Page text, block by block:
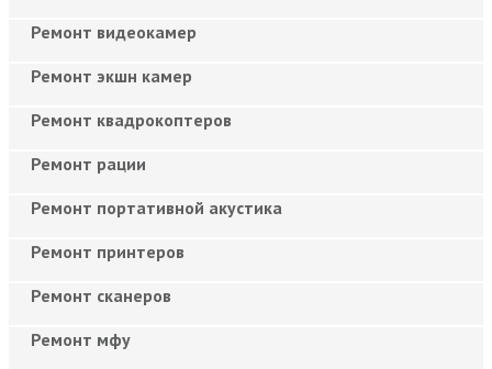
Ремонт видеокамер
Ремонт экшн камер
Ремонт квадрокоптеров
Ремонт рации
Ремонт портативной акустика
Ремонт принтеров
Ремонт сканеров
Ремонт мфу